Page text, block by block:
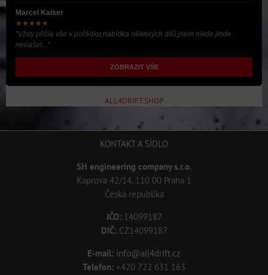
Marcel Kaiser
★★★★★
"Vždy přišlo vše v pořádku,nabídka některých dílů,jsem nikde jinde
nenašel..."
ZOBRAZIT VŠE
ALL4DRIFT.SHOP
KONTAKT A SÍDLO
SH engineering company s.r.o.
Kaprova 42/14, 110 00 Praha 1
Česká republika
IČO:14099187
DIČ:CZ14099187
E-mail: info@all4drift.cz
Telefon: +420 722 631 163